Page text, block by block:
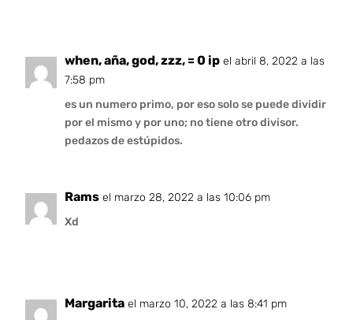
when, aña, god, zzz, = 0 ip el abril 8, 2022 a las
7:58 pm
es un numero primo, por eso solo se puede dividir
por el mismo y por uno; no tiene otro divisor.
pedazos de estúpidos.
Rams el marzo 28, 2022 a las 10:06 pm
Xd
Margarita el marzo 10, 2022 a las 8:41 pm